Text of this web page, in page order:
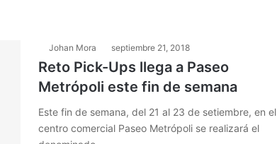
Johan Mora septiembre 21, 2018
Reto Pick-Ups llega a Paseo
Metrópoli este fin de semana
Este fin de semana, del 21 al 23 de setiembre, en el
centro comercial Paseo Metrópoli se realizará el